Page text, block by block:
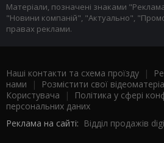
Матеріали, позначені знаками
"Новини компаній", "Актуально",
правах реклами.
Наші контакти та схема проїзду |
нами | Розмістити свої
Користувача |
Політика у сфері
персональних даних
Реклама на сайті: Відділ продажів